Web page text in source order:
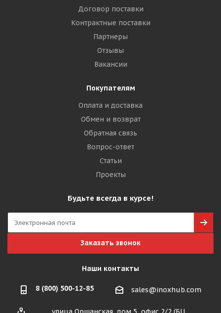
Договор поставки
Контрактные поставки
Партнеры
Отзывы
Вакансии
Покупателям
Оплата и доставка
Обмен и возврат
Обратная связь
Вопрос-ответ
Статьи
Проекты
Будьте всегда в курсе!
Заказать звонок
Наши контакты
8 (800) 500-12-85 sales@inoxhub.com